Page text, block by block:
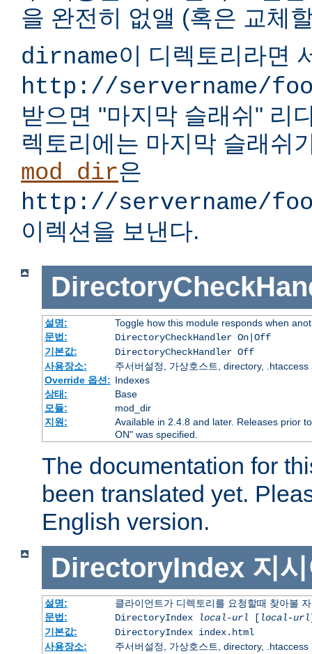
을 완전히 없앨 (혹은 교체
dirname이 디렉토리라면
http://servername/
받으면 "마지막 슬래쉬" 리
렉토리에는 마지막 슬래쉬
mod_dir은
http://servername/
이렉션을 보낸다.
설명:
Toggle how this module responds when
문법:
DirectoryCheckHandler On|Off
기본값:
DirectoryCheckHandler Off
사용장소:
주서버설정, 가상호스트, directory, .htaccess
Override 옵션: Indexes
상태:
Base
모듈:
mod_dir
지원:
Available in 2.4.8 and later. Releases prior
ON" was specified.
The documentation for
been translated yet.
English version.
DirectoryIndex 지
설명:
클라이언트가 디렉토리를 요청할때 찾아볼
문법:
DirectoryIndex local-url [ local-url
기본값:
DirectoryIndex index.html
사용장소:
주서버설정, 가상호스트, directory, .htaccess